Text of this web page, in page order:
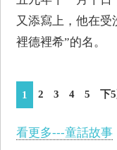
又添寫上，他在受
裡德裡希”的名。
1 2 3 4 5 下
看更多---童話故事